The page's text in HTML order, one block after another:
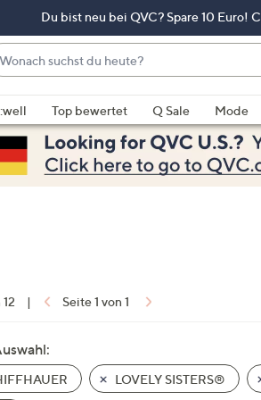
Du bist neu bei QVC? Spare 10 Euro!
Top bewertet Q Sale Mode
| Seite 1 von 1
LOVELY SISTERS®